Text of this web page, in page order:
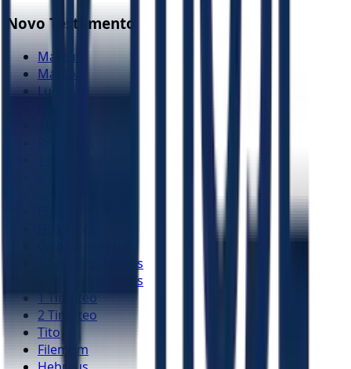
Novo Testamento
Mateus
Marcos
Lucas
1 Tessalonicenses
2 Tessalonicenses
1 Timóteo
2 Timóteo
Tito
Filemom